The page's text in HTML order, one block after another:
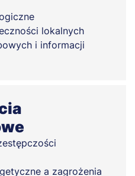
lokalnych
i informacji
a zagrożenia